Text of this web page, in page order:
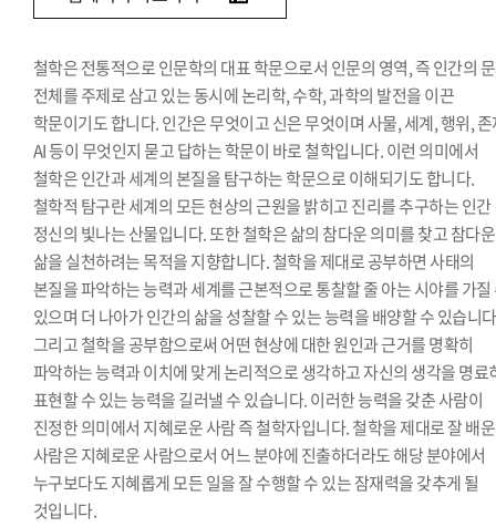
철학은 전통적으로 인문학의 대표 학문으로서 인문의 영역, 즉 인간의
전체를 주제로 삼고 있는 동시에 논리학, 수학, 과학의 발전을 이끈
학문이기도 합니다. 인간은 무엇이고 신은 무엇이며 사물, 세계, 행위,
AI 등이 무엇인지 묻고 답하는 학문이 바로 철학입니다. 이런 의미에서
철학은 인간과 세계의 본질을 탐구하는 학문으로 이해되기도 합니다.
철학적 탐구란 세계의 모든 현상의 근원을 밝히고 진리를 추구하는 인간
정신의 빛나는 산물입니다. 또한 철학은 삶의 참다운 의미를 찾고 참다운
삶을 실천하려는 목적을 지향합니다. 철학을 제대로 공부하면 사태의
본질을 파악하는 능력과 세계를 근본적으로 통찰할 줄 아는 시야를 가질
있으며 더 나아가 인간의 삶을 성찰할 수 있는 능력을 배양할 수 있습니
그리고 철학을 공부함으로써 어떤 현상에 대한 원인과 근거를 명확히
파악하는 능력과 이치에 맞게 논리적으로 생각하고 자신의 생각을 명료
표현할 수 있는 능력을 길러낼 수 있습니다. 이러한 능력을 갖춘 사람이
진정한 의미에서 지혜로운 사람 즉 철학자입니다. 철학을 제대로 잘 배운
사람은 지혜로운 사람으로서 어느 분야에 진출하더라도 해당 분야에서
누구보다도 지혜롭게 모든 일을 잘 수행할 수 있는 잠재력을 갖추게 될
것입니다.